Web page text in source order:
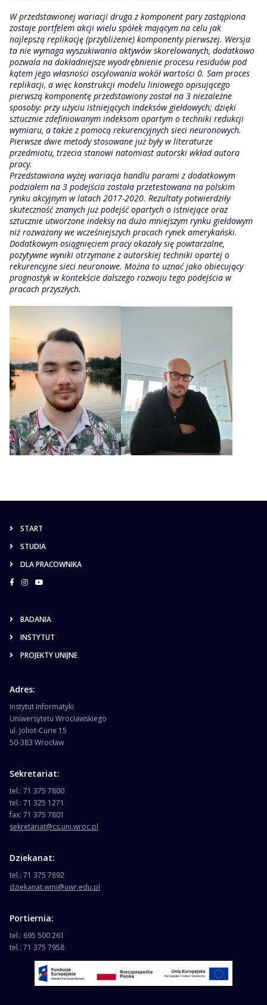
W przedstawionej wariacji druga z komponent pary zastąpiona
zostaje portfelem akcji wielu spółek mającym na celu jak
najlepszą replikację (przybliżenie) komponenty pierwszej. Wersja
ta nie wymaga wyszukiwania aktywów skorelowanych, dodatkowo
pozwala na dokładniejsze wyodrębnienie procesu residuów pod
kątem jego własności oscylowania wokół wartości 0. Sam proces
replikacji, a więc konstrukcji modelu liniowego opisującego
pierwszą komponentę przedstawiony został na 3 niezależne
sposoby: przy użyciu istniejących indeksów giełdowych; dzięki
sztucznie zdefiniowanym indeksom opartym o techniki redukcji
wymiaru, a także z pomocą rekurencyjnych sieci neuronowych.
Pierwsze dwie metody stosowane już były w literaturze
przedmiotu, trzecia stanowi natomiast autorski wkład autora
pracy.
Przedstawiona wyżej wariacja handlu parami z dodatkowym
podziałem na 3 podejścia została przetestowana na polskim
rynku akcyjnym w latach 2017-2020. Rezultaty potwierdziły
skuteczność znanych już podejść opartych o istniejące oraz
sztucznie utworzone indeksy na dużo mniejszym rynku giełdowym
niż rozważany we wcześniejszych pracach rynek amerykański.
Dodatkowym osiągnięciem pracy okazały się powtarzalne,
pozytywne wyniki otrzymane z autorskiej techniki opartej o
rekurencyjne sieci neuronowe. Można to uznać jako obiecujący
prognostyk w kontekście dalszego rozwoju tego podejścia w
pracach przyszłych.
START
STUDIA
DLA PRACOWNIKA
BADANIA
INSTYTUT
PROJEKTY UNIJNE
Adres:
Instytut Informatyki
Uniwersytetu Wrocławskiego
ul. Joliot-Curie 15
50-383 Wrocław
Sekretariat:
tel.: 71 375 7800
tel.: 71 325 1271
fax: 71 375 7801
sekretariat@cs.uni.wroc.pl
Dziekanat:
tel.: 71 375 7892
dziekanat.wmi@uwr.edu.pl
Portiernia:
tel.: 695 500 261
tel.: 71 375 7958